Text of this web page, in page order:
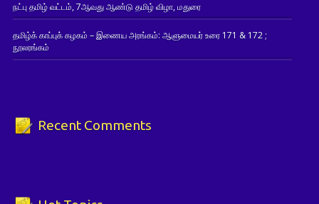
நட்பு தமிழ் வட்டம், 7ஆவது ஆண்டு தமிழ் விழா, மதுரை
தமிழ்க் காப்புக் கழகம் – இணைய அரங்கம்: ஆளுமையர் உரை 171 & 172 ;
நூலரங்கம்
Recent Comments